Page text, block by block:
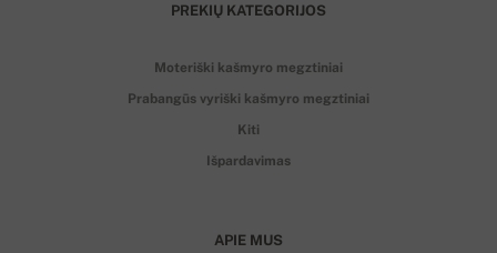
PREKIŲ KATEGORIJOS
Moteriški kašmyro megztiniai
Prabangūs vyriški kašmyro megztiniai
Kiti
Išpardavimas
APIE MUS